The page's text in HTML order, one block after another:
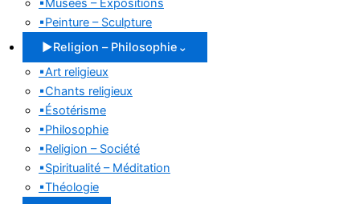
▪Musées – Expositions
▪Peinture – Sculpture
▶Religion – Philosophie ⌄
▪Art religieux
▪Chants religieux
▪Ésotérisme
▪Philosophie
▪Religion – Société
▪Spiritualité – Méditation
▪Théologie